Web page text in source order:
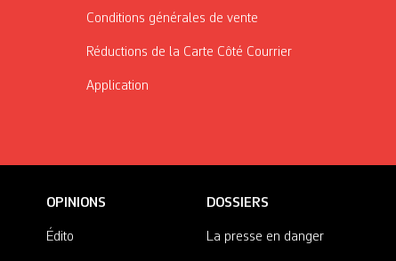
Conditions générales de vente
Réductions de la Carte Côté Courrier
Application
OPINIONS
Édito
DOSSIERS
La presse en danger